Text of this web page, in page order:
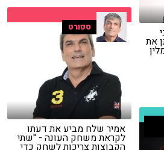
את
ספורט
אמיר שלח מביע את דעתו
לקראת משחק העונה - "שתי
הקבוצות צריכות לשחק כדי